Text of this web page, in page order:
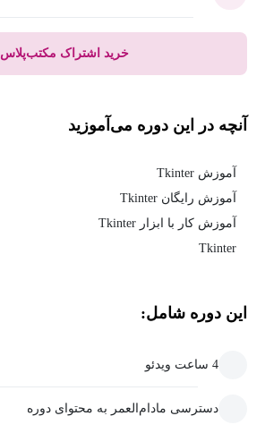
خرید اشتراک مکتب‌پلاس
آنچه در این دوره می‌آموزید
آموزش Tkinter
آموزش رایگان Tkinter
آموزش کار با ابزار Tkinter
Tkinter
این دوره شامل:
4 ساعت ویدئو
دسترسی مادام‌العمر به محتوای دوره